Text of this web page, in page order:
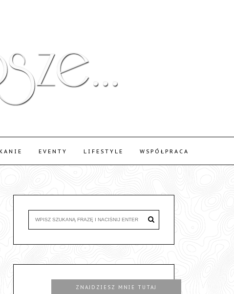
EVENTY LIFESTYLE WSPÓŁPRACA
ZNAJDZIESZ MNIE TUTAJ